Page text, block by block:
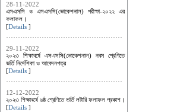
28-11-2022
এসএসসি ও এসএসসি(ভোকেশনাল) পরীক্ষা-২০২২ এর
ফলাফল।
[Details ]
29-11-2022
২০২৩ শিক্ষাবর্ষে এসএসসি(ভোকেশনাল) নবম শ্রেণিতে
ভর্তি নির্দেশিকা ও আবেদনপত্র
[Details ]
12-12-2022
২০২৩ শিক্ষাবর্ষে ৬ষ্ঠ শ্রেণিতে ভর্তি লটারি ফলাফল প্রকাশ।
[Details ]